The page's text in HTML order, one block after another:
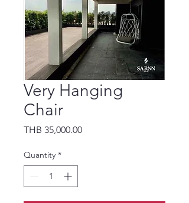
Very Hanging
Chair
THB 35,000.00Price
Quantity *